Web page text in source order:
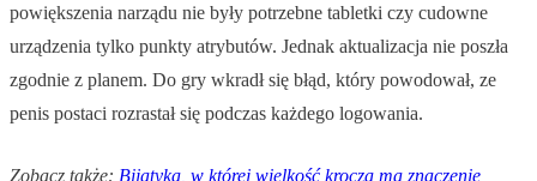
powiększenia narządu nie były potrzebne tabletki czy cudowne
urządzenia tylko punkty atrybutów. Jednak aktualizacja nie poszła
zgodnie z planem. Do gry wkradł się błąd, który powodował, ze
penis postaci rozrastał się podczas każdego logowania.
Zobacz także: Bijatyka, w której wielkość krocza ma znaczenie